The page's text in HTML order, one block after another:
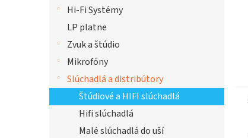
Hi-Fi Systémy
LP platne
Zvuk a štúdio
Mikrofóny
Slúchadlá a distribútory
Štúdiové a HIFI slúchadlá
Hifi slúchadlá
Malé slúchadlá do uší